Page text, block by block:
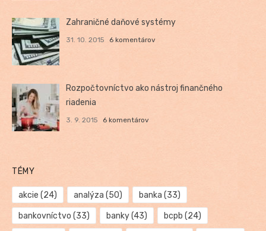
Zahraničné daňové systémy
31. 10. 2015 6 komentárov
Rozpočtovníctvo ako nástroj finančného
riadenia
3. 9. 2015 6 komentárov
TÉMY
akcie (24) analýza (50) banka (33)
bankovníctvo (33) banky(43) bcpb (24)